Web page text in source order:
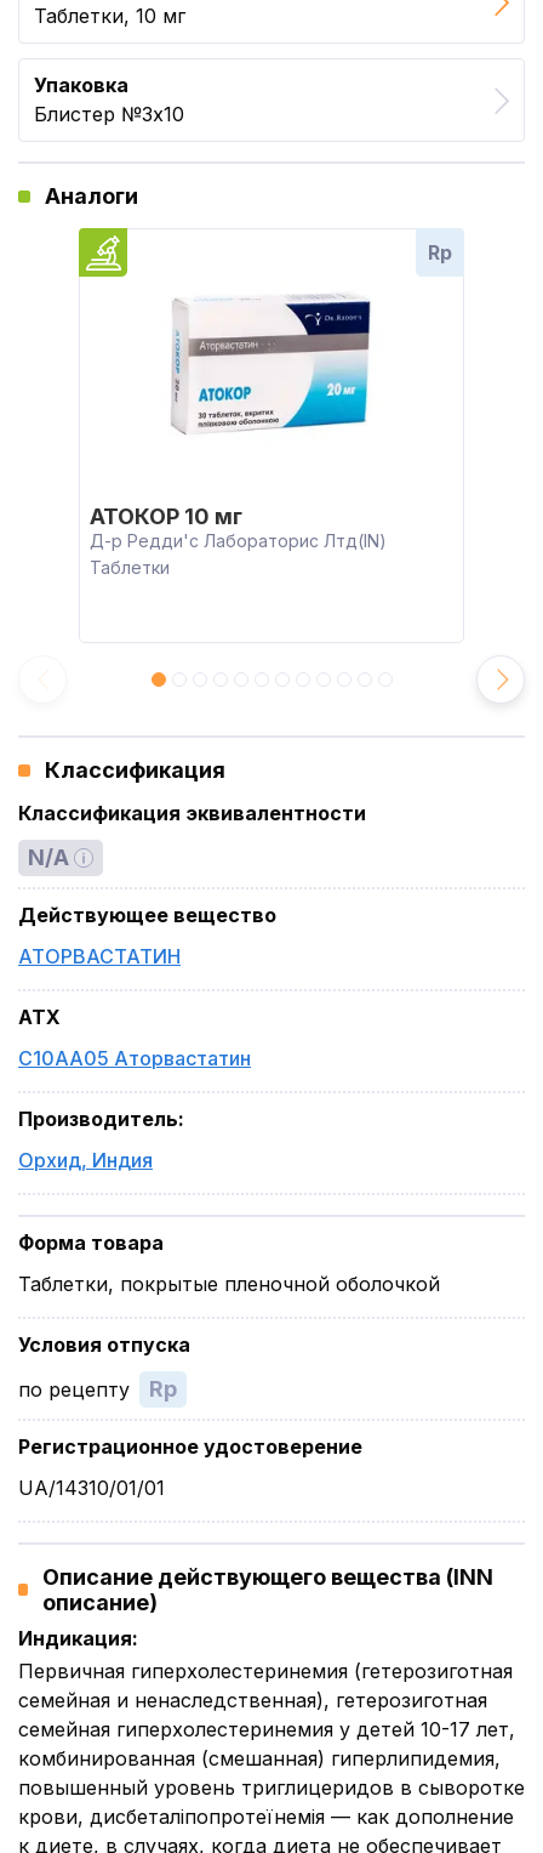
Таблетки, 10 мг
Упаковка
Блистер №3x10
Аналоги
Rp
АТОКОР 10 мг
Д-р Редди'с Лабораторис Лтд(IN)
Таблетки
Классификация
Классификация эквивалентности
N/A
Действующее вещество
АТОРВАСТАТИН
ATX
C10AA05 Аторвастатин
Производитель:
Орхид, Индия
Форма товара
Таблетки, покрытые пленочной оболочкой
Условия отпуска
по рецепту
Rp
Регистрационное удостоверение
UA/14310/01/01
Описание действующего вещества (INN
описание)
Индикация:
Первичная гиперхолестеринемия (гетерозиготная
семейная и ненаследственная), гетерозиготная
семейная гиперхолестеринемия у детей 10-17 лет,
комбинированная (смешанная) гиперлипидемия,
повышенный уровень триглицеридов в сыворотке
крови, дисбеталіпопротеїнемія — как дополнение
к диете, в случаях, когда диета не обеспечивает